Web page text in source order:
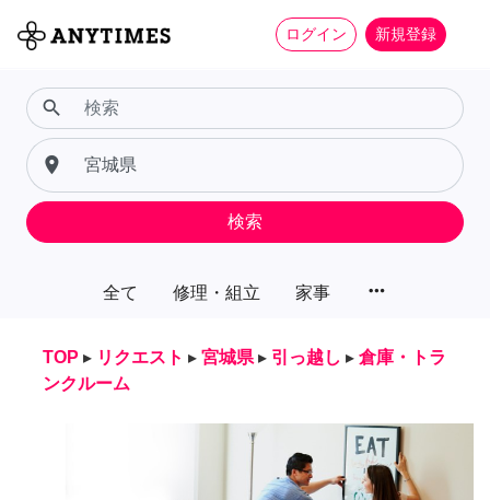
ログイン 新規登録
全て 修理・組立 家事 more_horiz
search
place
検索
TOP ▸ リクエスト ▸ 宮城県 ▸ 引っ越し ▸ 倉庫・トラ
ンクルーム